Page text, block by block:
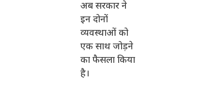
अब सरकार ने
इन दोनों
व्यवस्थाओं को
एक साथ जोड़ने
का फैसला किया
है।